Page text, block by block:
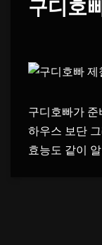
구디호
구디호빠가 준
하우스 보단
효능도 같이